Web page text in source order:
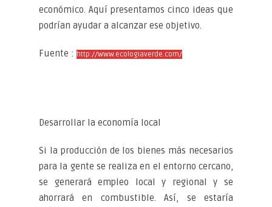
económico. Aquí presentamos cinco ideas que
podrían ayudar a alcanzar ese objetivo.
Fuente : http://www.ecologiaverde.com/
Desarrollar la economía local
Si la producción de los bienes más necesarios
para la gente se realiza en el entorno cercano,
se generará empleo local y regional y se
ahorrará en combustible. Así, se estaría